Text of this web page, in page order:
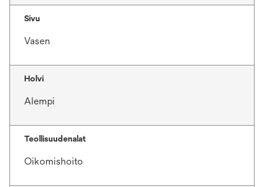
Sivu
Vasen
Holvi
Alempi
Teollisuudenalat
Oikomishoito